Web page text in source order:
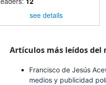
see details
Artículos más leídos
Francisco de Jesús
medios y publicidad